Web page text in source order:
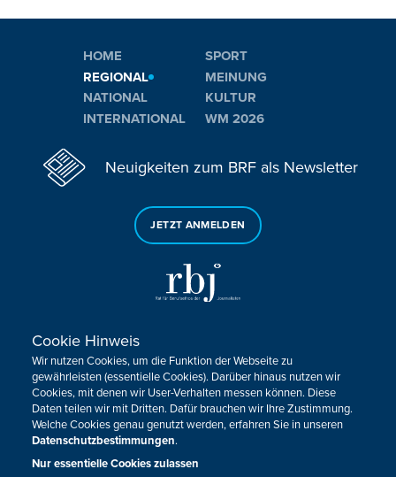
HOME
REGIONAL
NATIONAL
INTERNATIONAL
SPORT
MEINUNG
KULTUR
WM 2026
Neuigkeiten zum BRF als Newsletter
JETZT ANMELDEN
Sie haben noch Fragen oder Anmerkungen?
KONTAKTIEREN SIE UNS!
Impressum Datenschutz Kontakt
Barrierefreiheit
Cookie-Zustimmung anpassen
Design, Konzept & Programmierung:
Cookie Hinweis
Wir nutzen Cookies, um die Funktion der Webseite zu
gewährleisten (essentielle Cookies). Darüber hinaus nutzen wir
Cookies, mit denen wir User-Verhalten messen können. Diese
Daten teilen wir mit Dritten. Dafür brauchen wir Ihre Zustimmung.
Welche Cookies genau genutzt werden, erfahren Sie in unseren
Datenschutzbestimmungen.
Nur essentielle Cookies zulassen